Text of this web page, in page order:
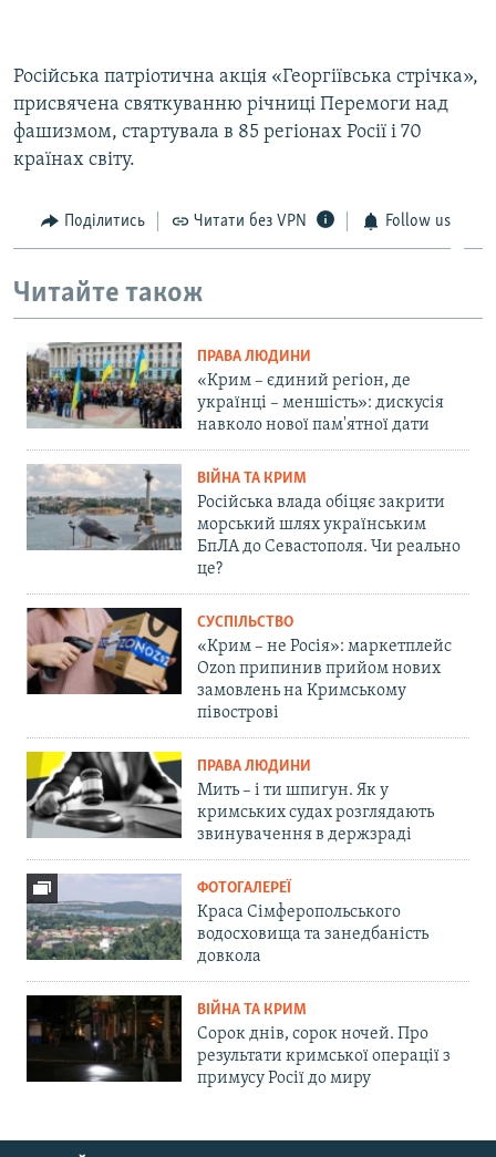
Російська патріотична акція «Георгіївська стрічка»,
присвячена святкуванню річниці Перемоги над
фашизмом, стартувала в 85 регіонах Росії і 70
країнах світу.
Поділитись Читати без VPN Follow us
Читайте також
ПРАВА ЛЮДИНИ
«Крим – єдиний регіон, де
українці – меншість»: дискусія
навколо нової пам'ятної дати
ВІЙНА ТА КРИМ
Російська влада обіцяє закрити
морський шлях українським
БпЛА до Севастополя. Чи реально
це?
СУСПІЛЬСТВО
«Крим – не Росія»: маркетплейс
Ozon припинив прийом нових
замовлень на Кримському
півострові
ПРАВА ЛЮДИНИ
Мить – і ти шпигун. Як у
кримських судах розглядають
звинувачення в держзраді
ФОТОГАЛЕРЕЇ
Краса Сімферопольського
водосховища та занедбаність
довкола
ВІЙНА ТА КРИМ
Сорок днів, сорок ночей. Про
результати кримської операції з
примусу Росії до миру